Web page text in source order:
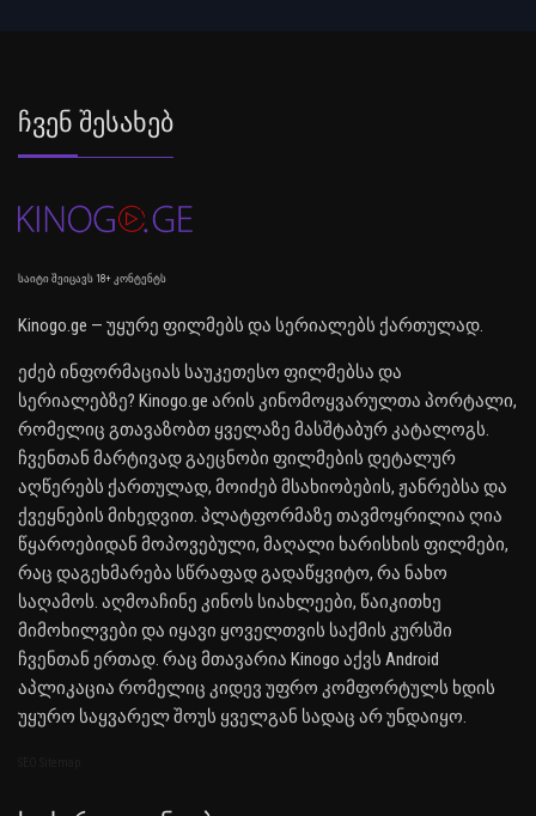
Ჩვენ Შესახებ
საიტი შეიცავს 18+ კონტენტს
Kinogo.ge — უყურე ფილმებს და სერიალებს ქართულად.
ეძებ ინფორმაციას საუკეთესო ფილმებსა და
სერიალებზე? Kinogo.ge არის კინომოყვარულთა პორტალი,
რომელიც გთავაზობთ ყველაზე მასშტაბურ კატალოგს.
ჩვენთან მარტივად გაეცნობი ფილმების დეტალურ
აღწერებს ქართულად, მოიძებ მსახიობების, ჟანრებსა და
ქვეყნების მიხედვით. პლატფორმაზე თავმოყრილია ღია
წყაროებიდან მოპოვებული, მაღალი ხარისხის ფილმები,
რაც დაგეხმარება სწრაფად გადაწყვიტო, რა ნახო
საღამოს. აღმოაჩინე კინოს სიახლეები, წაიკითხე
მიმოხილვები და იყავი ყოველთვის საქმის კურსში
ჩვენთან ერთად. რაც მთავარია Kinogo აქვს Android
აპლიკაცია რომელიც კიდევ უფრო კომფორტულს ხდის
უყურო საყვარელ შოუს ყველგან სადაც არ უნდაიყო.